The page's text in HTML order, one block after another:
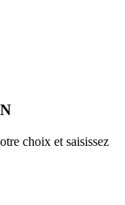
choix et saisissez